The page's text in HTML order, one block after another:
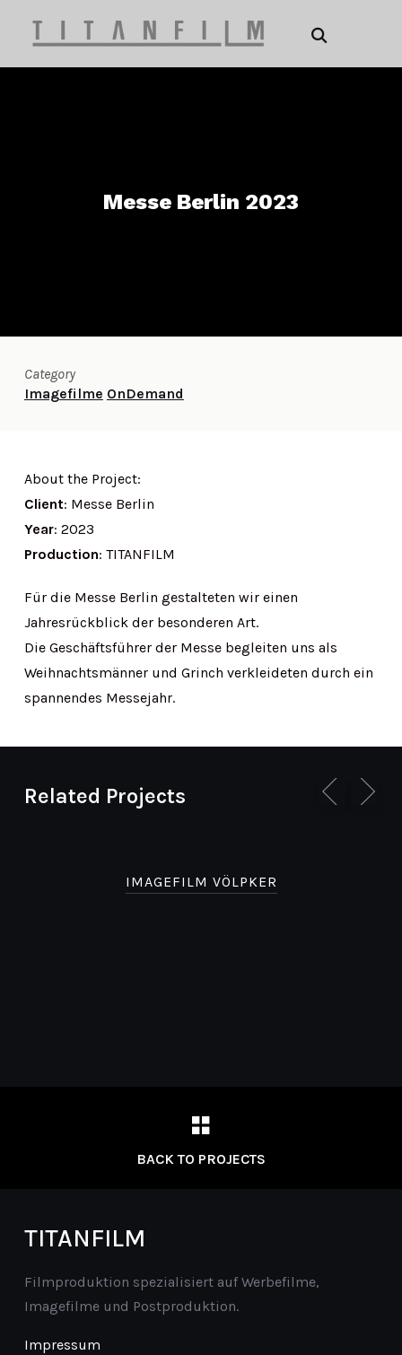
Messe Berlin 2023
Category
Imagefilme OnDemand
About the Project:
Client: Messe Berlin
Year: 2023
Production: TITANFILM
Für die Messe Berlin gestalteten wir einen
Jahresrückblick der besonderen Art.
Die Geschäftsführer der Messe begleiten uns als
Weihnachtsmänner und Grinch verkleideten durch ein
spannendes Messejahr.
Related Projects
IMAGEFILM VÖLPKER
BACK TO PROJECTS
TITANFILM
Filmproduktion spezialisiert auf Werbefilme,
Imagefilme und Postproduktion.
Impressum